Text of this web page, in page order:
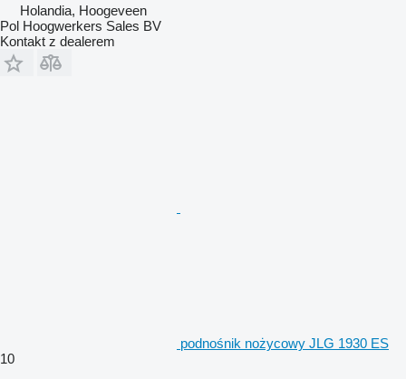
Holandia, Hoogeveen
Pol Hoogwerkers Sales BV
Kontakt z dealerem
podnośnik nożycowy JLG 1930 ES
10